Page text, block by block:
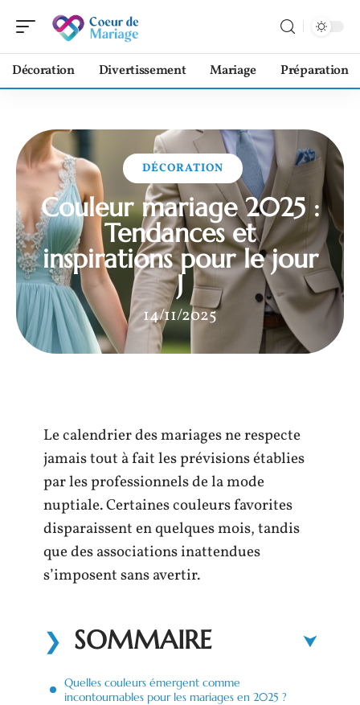
Décoration Divertissement Mariage Préparation
DÉCORATION
Couleur mariage 2025 :
Tendances et
inspirations pour le jour
J
14/11/2025
Le calendrier des mariages ne respecte
jamais tout à fait les prévisions établies
par les professionnels de la mode
nuptiale. Certaines couleurs favorites
disparaissent en quelques mois, tandis
que des associations inattendues
s’imposent sans avertir.
SOMMAIRE
Quelles couleurs émergent comme
incontournables pour les mariages en 2025 ?